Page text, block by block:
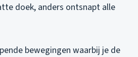
doek, anders ontsnapt alle
bewegingen waarbij je de